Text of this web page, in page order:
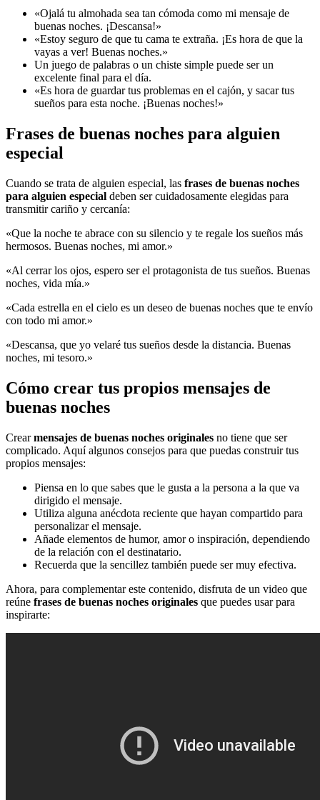
«Ojalá tu almohada sea tan cómoda como mi mensaje de
buenas noches. ¡Descansa!»
«Estoy seguro de que tu cama te extraña. ¡Es hora de que la
vayas a ver! Buenas noches.»
Un juego de palabras o un chiste simple puede ser un
excelente final para el día.
«Es hora de guardar tus problemas en el cajón, y sacar tus
sueños para esta noche. ¡Buenas noches!»
Frases de buenas noches para alguien
especial
Cuando se trata de alguien especial, las frases de buenas noches
para alguien especial deben ser cuidadosamente elegidas para
transmitir cariño y cercanía:
«Que la noche te abrace con su silencio y te regale los sueños más
hermosos. Buenas noches, mi amor.»
«Al cerrar los ojos, espero ser el protagonista de tus sueños. Buenas
noches, vida mía.»
«Cada estrella en el cielo es un deseo de buenas noches que te envío
con todo mi amor.»
«Descansa, que yo velaré tus sueños desde la distancia. Buenas
noches, mi tesoro.»
Cómo crear tus propios mensajes de
buenas noches
Crearmensajes de buenas noches originales no tiene que ser
complicado. Aquí algunos consejos para que puedas construir tus
propios mensajes:
Piensa en lo que sabes que le gusta a la persona a la que va
dirigido el mensaje.
Utiliza alguna anécdota reciente que hayan compartido para
personalizar el mensaje.
Añade elementos de humor, amor o inspiración, dependiendo
de la relación con el destinatario.
Recuerda que la sencillez también puede ser muy efectiva.
Ahora, para complementar este contenido, disfruta de un video que
reúne frases de buenas noches originales que puedes usar para
inspirarte: